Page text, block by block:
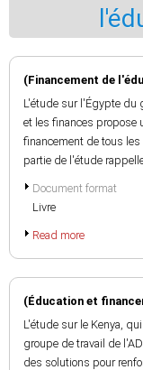
(Financement de
L'étude sur l'Égypte du
et les finances propose
financement de tous
partie de l'étude
Document format
Livre
Read more
(Éducation et
L'étude sur le Kenya,
groupe de travail de
des solutions pour